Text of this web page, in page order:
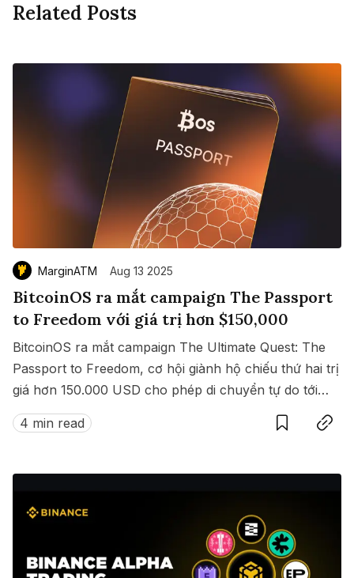
Related Posts
MarginATM Aug 13 2025
BitcoinOS ra mắt campaign The Passport
to Freedom với giá trị hơn $150,000
BitcoinOS ra mắt campaign The Ultimate Quest: The
Passport to Freedom, cơ hội giành hộ chiếu thứ hai trị
giá hơn 150.000 USD cho phép di chuyển tự do tới
hàng loạt quốc gia không cần visa.
4 min read
SaveCopy link